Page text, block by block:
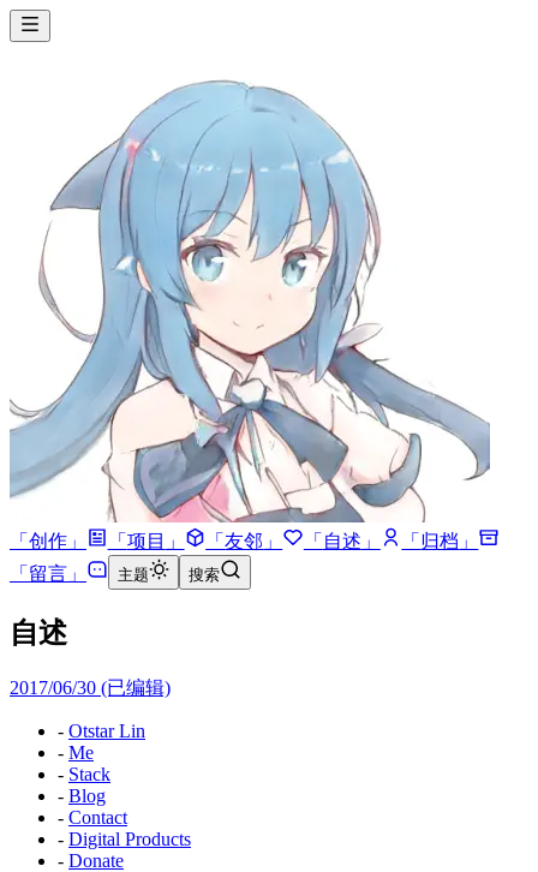
「 创作 」 「 项目 」 「友邻 」 「 自述 」 「 归档 」
「 留言 」 主题 搜索
自述
2017/06/30 (已编辑)
- Otstar Lin
- Me
- Stack
- Blog
- Contact
- Digital Products
- Donate